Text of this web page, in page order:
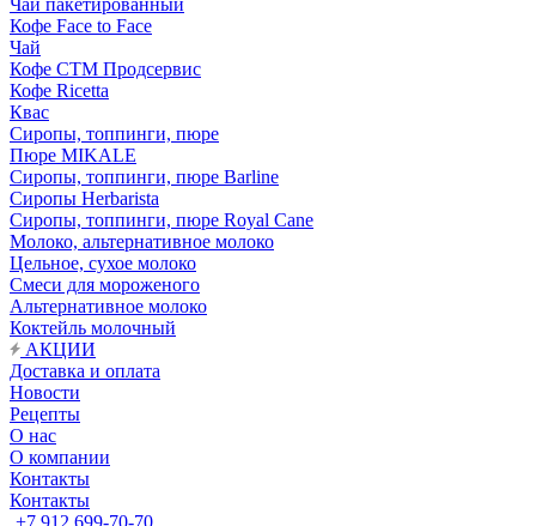
Чай пакетированный
Кофе Face to Face
Чай
Кофе СТМ Продсервис
Кофе Ricetta
Квас
Сиропы, топпинги, пюре
Пюре MIKALE
Сиропы, топпинги, пюре Barline
Сиропы Herbarista
Сиропы, топпинги, пюре Royal Cane
Молоко, альтернативное молоко
Цельное, сухое молоко
Смеси для мороженого
Альтернативное молоко
Коктейль молочный
АКЦИИ
Доставка и оплата
Новости
Рецепты
О нас
О компании
Контакты
Контакты
+7 912 699-70-70